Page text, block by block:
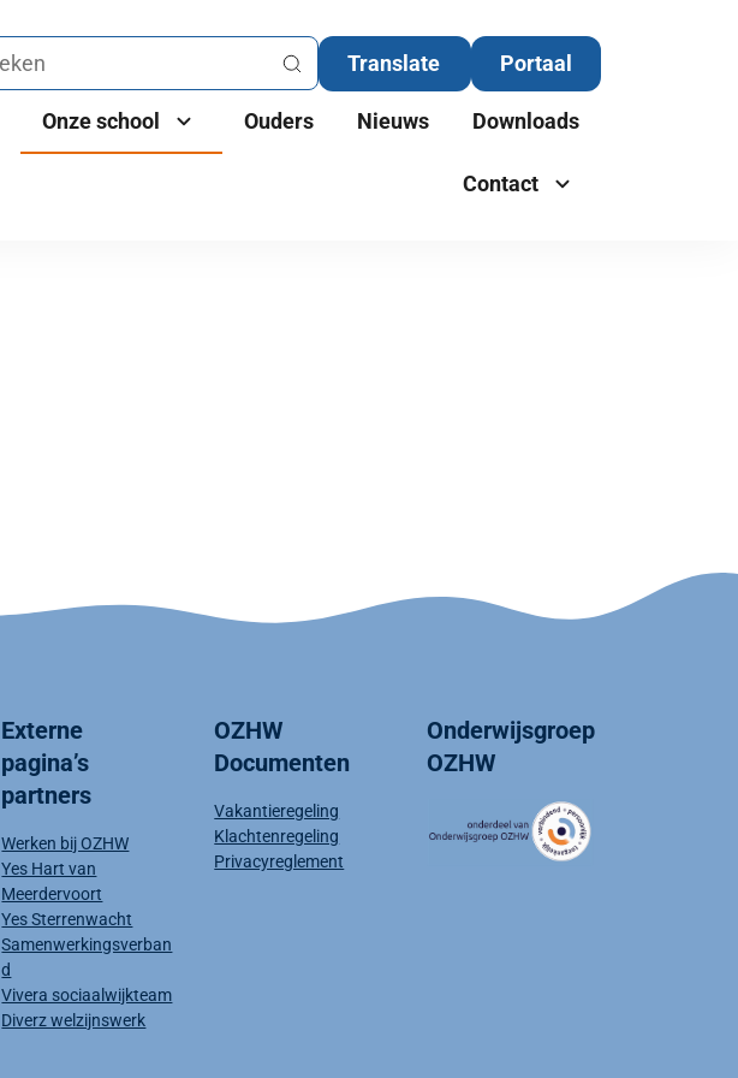
Portaal
Onze school Ouders Nieuws Downloads
Contact
Externe
pagina’s
partners
Werken bij OZHW
Yes Hart van
Meerdervoort
Yes Sterrenwacht
Samenwerkingsverban
d
Vivera sociaalwijkteam
Diverz welzijnswerk
OZHW
Documenten
Vakantieregeling
Klachtenregeling
Privacyreglement
Onderwijsgroep
OZHW